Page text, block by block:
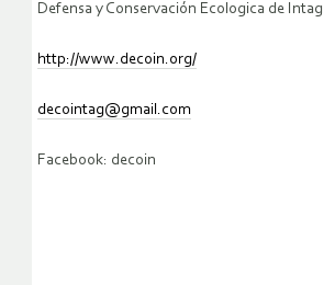
Defensa y Conservación Ecologica de Intag
http://www.decoin.org/
decointag@gmail.com
Facebook: decoin